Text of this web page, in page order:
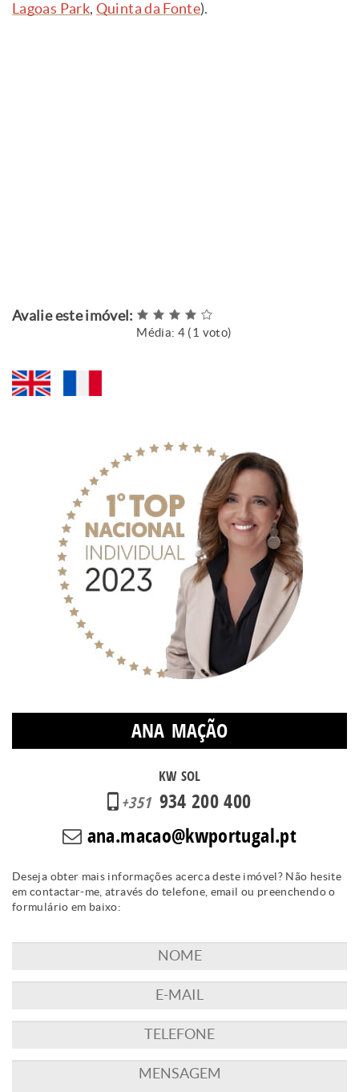
Lagoas Park, Quinta da Fonte).
Avalie este imóvel:
Média: 4 (1 voto)
ANA MAÇÃO
KW SOL
+351 934 200 400
ana.macao@kwportugal.pt
Deseja obter mais informações acerca deste imóvel? Não hesite
em contactar-me, através do telefone, email ou preenchendo o
formulário em baixo: